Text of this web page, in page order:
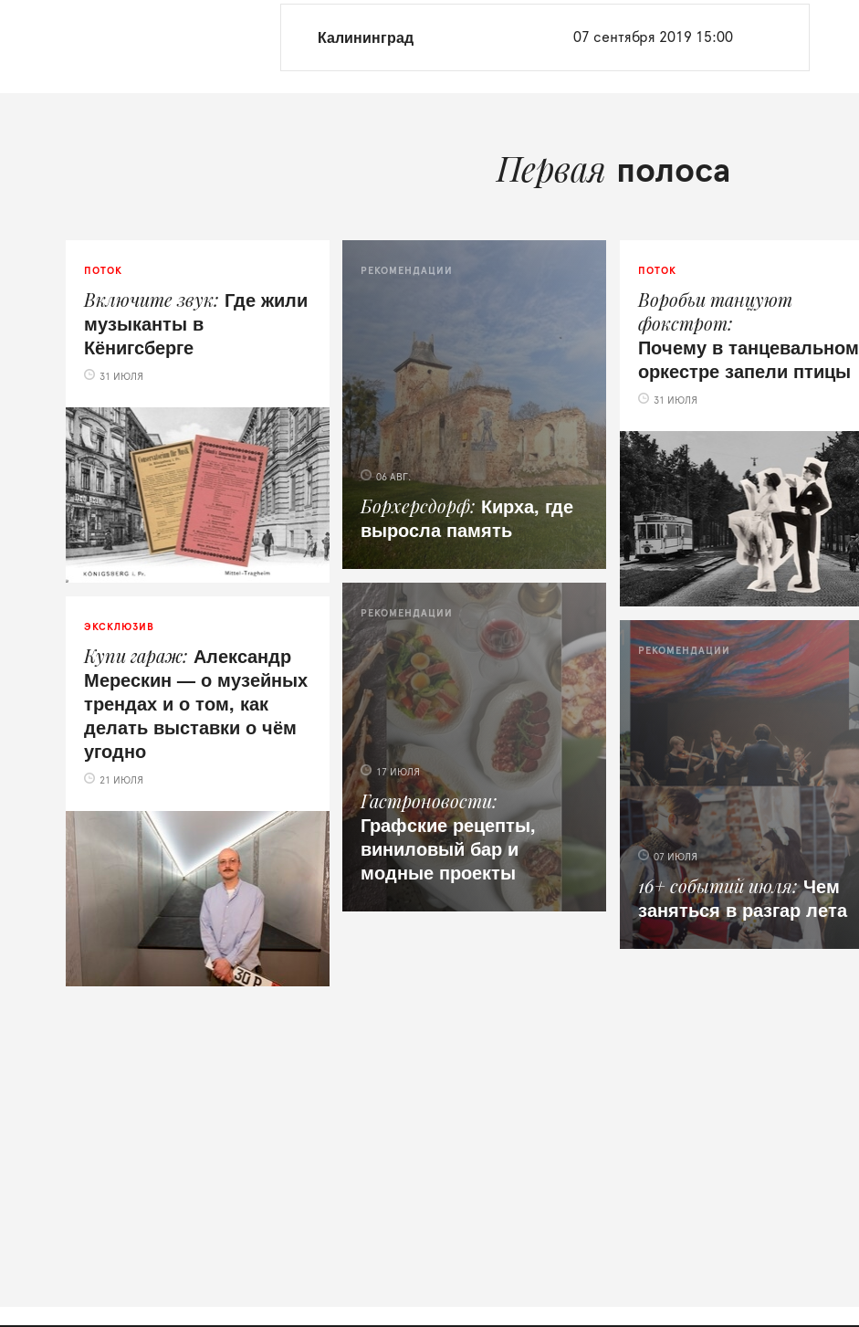
Калининград 07 сентября 2019 15:00
Первая полоса
ПОТОК
Включите звук Где жили
музыканты в
Кёнигсберге
31 ИЮЛЯ
РЕКОМЕНДАЦИИ
06 АВГ.
Борхерсдорф Кирха, где
выросла память
ПОТОК
Воробьи танцуют
фокстрот
Почему в танцевальном
оркестре запели птицы
31 ИЮЛЯ
РЕКОМЕНДАЦИИ
17 ИЮЛЯ
Гастроновости
Графские рецепты,
виниловый бар и
модные проекты
ЭКСКЛЮЗИВ
Купи гараж Александр
Мерескин — о музейных
трендах и о том, как
делать выставки о чём
угодно
21 ИЮЛЯ
РЕКОМЕНДАЦИИ
07 ИЮЛЯ
16+ событий июля Чем
заняться в разгар лета